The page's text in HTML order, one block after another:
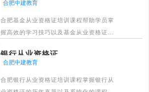
帮助学员通过考试。
[详情]
合肥中建教育
合肥基金从业资格证培训课程帮助学员掌
握高效的学习技巧以及基金从业资格证的
程体系，专业的团队，帮助学员高效学
习，通过考试。
[详情]
银行从业资格证
合肥中建教育
合肥银行从业资格证培训课程掌握银行从